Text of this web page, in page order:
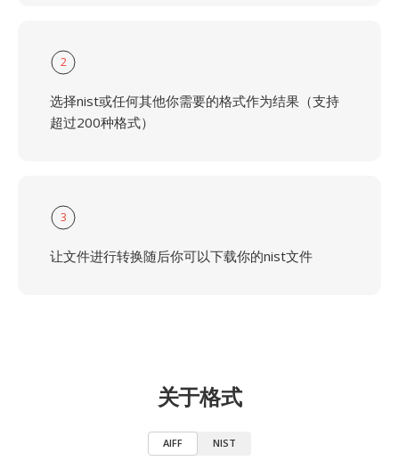
2
选择nist或任何其他你需要的格式作为结果（支持
超过200种格式）
3
让文件进行转换随后你可以下载你的nist文件
关于格式
AIFF NIST